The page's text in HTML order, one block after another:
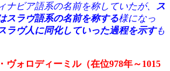
ナビア語系の名前を称していたが、
ス
スラヴ語系の名前を称する様になっ
ラヴ人に同化していった過程を示すも
ヴォロディーミル（在位978年～1015